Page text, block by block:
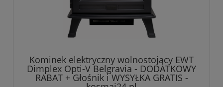
Kominek elektryczny wolnostojący EWT
Dimplex Opti-V Belgravia - DODATKOWY
RABAT + Głośnik i WYSYŁKA GRATIS -